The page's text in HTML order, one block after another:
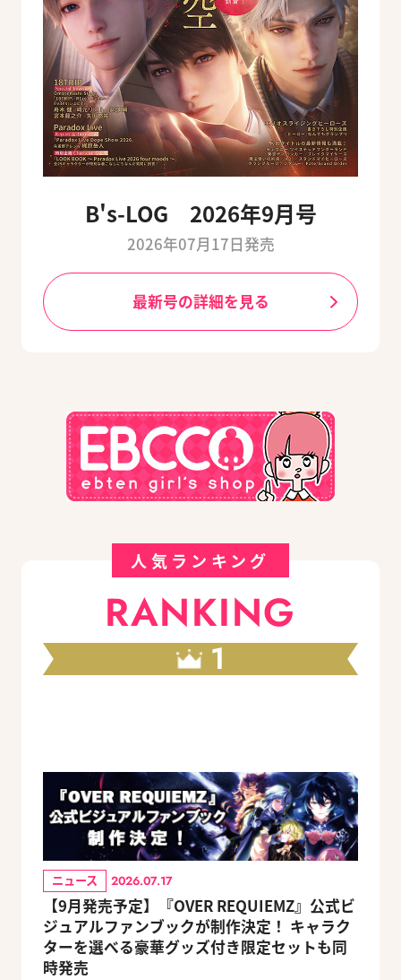
B's-LOG 2026年9月号
2026年07月17日発売
最新号の詳細を見る
人気ランキング
RANKING
1
ニュース 2026.07.17
【9月発売予定】『OVER REQUIEMZ』公式ビ
ジュアルファンブックが制作決定！ キャラク
ターを選べる豪華グッズ付き限定セットも同
時発売